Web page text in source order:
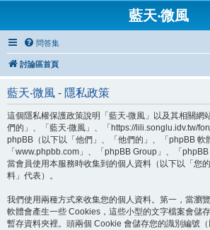
藍天‧微風
問答集
討論區首頁
藍天‧微風 - 隱私政策
這個隱私權保護政策說明「藍天‧微風」以及其相關網
們的」、「藍天‧微風」、「https://lili.songlu.idv.tw/
phpBB（以下以「他們」、「他們的」、「phpBB 軟
「www.phpbb.com」、「phpBB Group」、「
當會員使用本服務時收集到的個人資料（以下以「您
料」代表）。
我們使用兩種方式來收集您的個人資料。第一，當瀏
軟體會產生一些 Cookies，這些小型的文字檔案會儲
暫存資料夾裡。頭兩個 Cookie 會儲存您的識別編號（